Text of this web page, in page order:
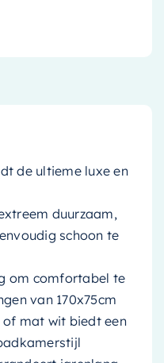
de ultieme luxe en
duurzaam,
schoon te
om comfortabel te
van 170x75cm
of mat wit biedt een